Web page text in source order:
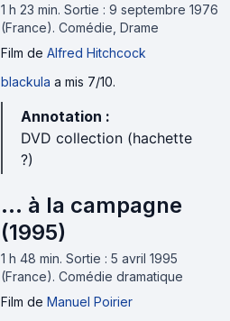
1 h 23 min. Sortie : 9 septembre 1976
(France). Comédie, Drame
Film de Alfred Hitchcock
blackula a mis 7/10.
Annotation :
DVD collection (hachette
?)
... à la campagne
(1995)
1 h 48 min. Sortie : 5 avril 1995
(France). Comédie dramatique
Film de Manuel Poirier